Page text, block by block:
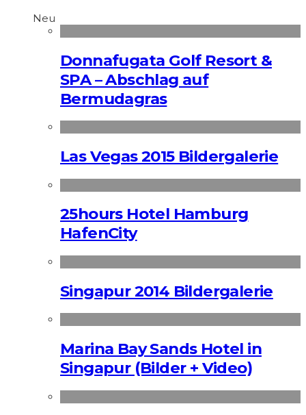
Neu
Donnafugata Golf Resort &
SPA – Abschlag auf
Bermudagras
Las Vegas 2015 Bildergalerie
25hours Hotel Hamburg
HafenCity
Singapur 2014 Bildergalerie
Marina Bay Sands Hotel in
Singapur (Bilder + Video)